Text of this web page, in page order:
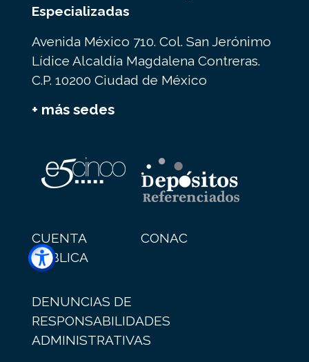
Especializadas
Avenida México 710. Col. San Jerónimo
Lídice Alcaldía Magdalena Contreras.
C.P. 10200 Ciudad de México
+ más sedes
CUENTA
PÚBLICA
CONAC
DENUNCIAS DE
RESPONSABILIDADES
ADMINISTRATIVAS